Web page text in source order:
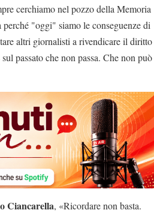
cerchiamo nel pozzo della Memoria
perché "oggi" siamo le conseguenze di
altri giornalisti a rivendicare il diritto
passato che non passa. Che non può
Ciancarella, «Ricordare non basta.